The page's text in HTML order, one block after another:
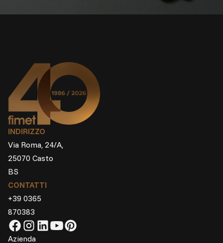
INDIRIZZO
Via Roma, 24/A,
25070 Casto
BS
CONTATTI
+39 0365
870383
Azienda